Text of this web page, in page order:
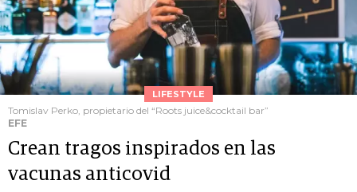
LIFESTYLE
Tomislav Perko, propietario del “Roots juice&cocktail bar”
EFE
Crean tragos inspirados en las
vacunas anticovid